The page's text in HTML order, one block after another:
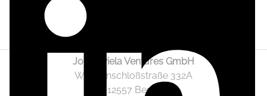
Jonas Piela Ventures GmbH
Wendenschloßstraße 332A
12557 Berlin